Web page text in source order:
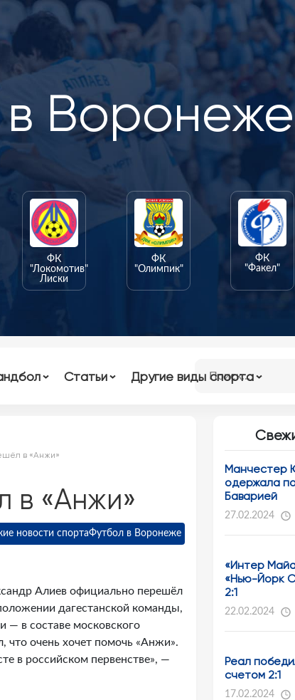
Воронеже
ФК
"Локомотив"
Лиски
ФК
"Олимпик"
ФК
"Факел"
Статьи Другие виды спорта
в «Анжи»
в «Анжи»
новости спортаФутбол в Воронеже
Алиев официально перешёл
дагестанской команды,
— в составе московского
что очень хочет помочь «Анжи».
в российском первенстве», —
Манчестер
одержала
Баварией
27.02.2024
«Интер
«Нью-Йорк
2:1
22.02.2024
Реал
счетом 2:1
17.02.2024